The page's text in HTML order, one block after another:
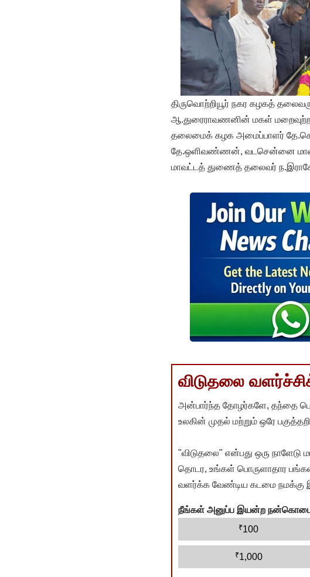
திருவொற்றியூர் நகர கழகத்
ஆ.துரைராவணனின் மகள் மறைவுற்ற
தலைமைக் கழக அமைப்பாளர்
தே.ஒளிவண்ணன், வடசென்னை மாவட்ட
மாவட்டத் துணைத் தலைவர்
விடுதலை
அன்பார்ந்த தோழர்களே, தந்தை
உலகின் முதல் மற்றும் ஒரே
"விடுதலை" என்பது ஒரு
தொடர, உங்கள் பொருளாதார
வளர்க்க வேண்டிய கடமை நமக்கு
நீங்கள் அனுப்ப இயன்ற
₹100
₹1,000